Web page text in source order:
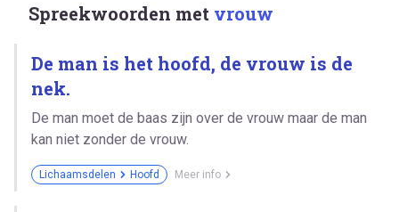
Spreekwoorden met vrouw
De man is het hoofd, de vrouw is de
nek.
De man moet de baas zijn over de vrouw maar de man
kan niet zonder de vrouw.
Lichaamsdelen Hoofd Meer info